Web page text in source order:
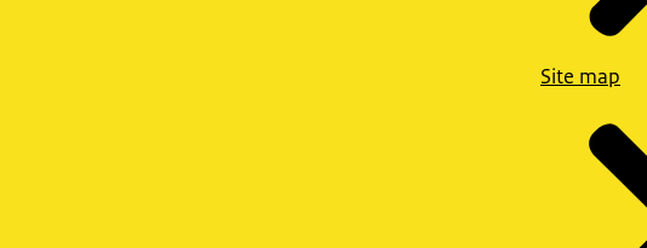
Site map